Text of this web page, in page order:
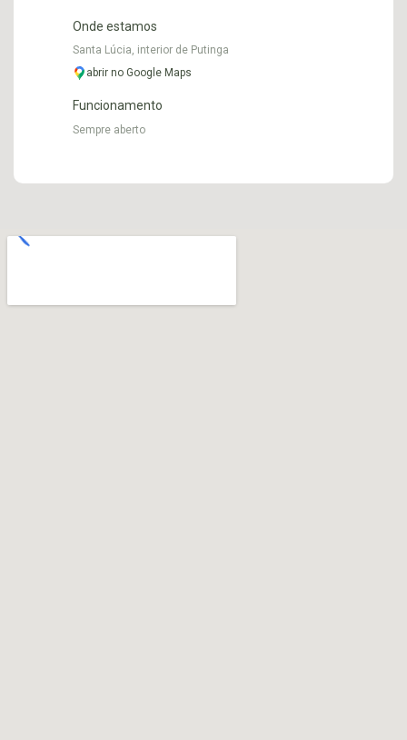
Onde estamos
Santa Lúcia, interior de Putinga
abrir no Google Maps
Funcionamento
Sempre aberto